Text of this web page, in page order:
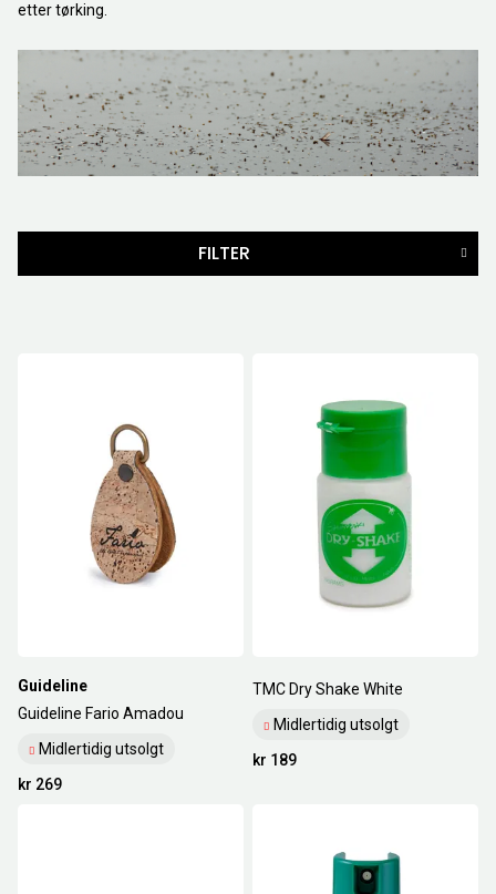
etter tørking.
FILTER
Guideline
Guideline Fario Amadou
Midlertidig utsolgt
kr 269
TMC Dry Shake White
Midlertidig utsolgt
kr 189